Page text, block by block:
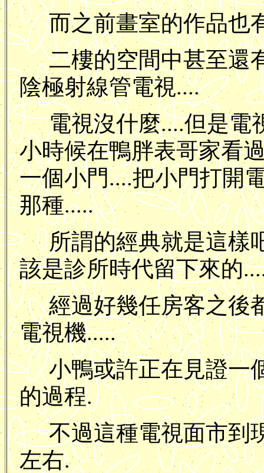
而之前畫室的作品也
二樓的空間中甚至還
陰極射線管電視....
電視沒什麼....但是電
小時候在鴨胖表哥家看
一個小門....把小門打開
那種.....
所謂的經典就是這樣
該是診所時代留下來的
經過好幾任房客之後
電視機.....
小鴨或許正在見證一
的過程.
不過這種電視面市到
左右.